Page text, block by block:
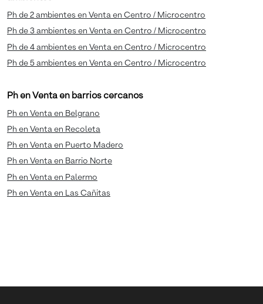
Ph de 2 ambientes en Venta en Centro / Microcentro
Ph de 3 ambientes en Venta en Centro / Microcentro
Ph de 4 ambientes en Venta en Centro / Microcentro
Ph de 5 ambientes en Venta en Centro / Microcentro
Ph en Venta en barrios cercanos
Ph en Venta en Belgrano
Ph en Venta en Recoleta
Ph en Venta en Puerto Madero
Ph en Venta en Barrio Norte
Ph en Venta en Palermo
Ph en Venta en Las Cañitas